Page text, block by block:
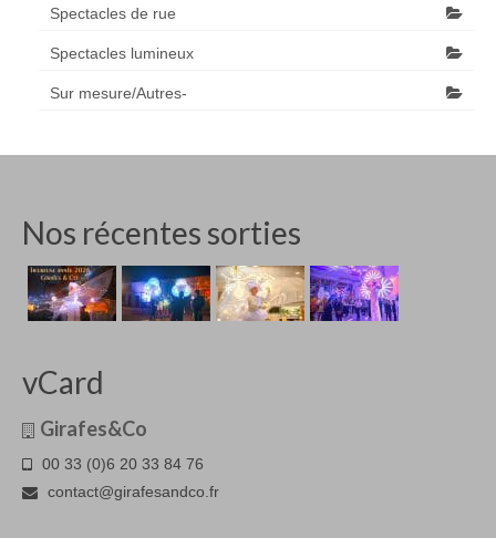
Spectacles de rue
Spectacles lumineux
Sur mesure/Autres-
Nos récentes sorties
vCard
Girafes&Co
00 33 (0)6 20 33 84 76
contact@girafesandco.fr